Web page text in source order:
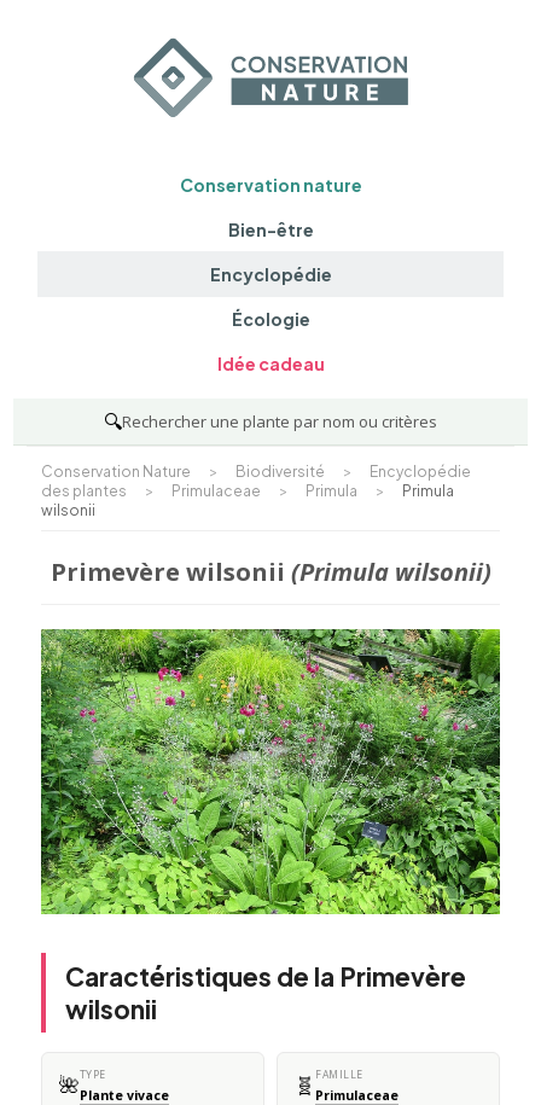
Conservation nature
Bien-être
Encyclopédie
Écologie
Idée cadeau
🔍Rechercher une plante par nom ou critères
Conservation Nature > Biodiversité >
Encyclopédie
des plantes
> Primulaceae > Primula >
Primula
wilsonii
Primevère wilsonii (Primula wilsonii)
Caractéristiques de la Primevère
wilsonii
🌺TYPE
Plante vivace 🧬 FAMILLE
Primulaceae